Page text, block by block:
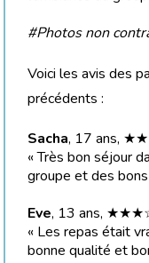
#Photos non
Voici les avis des
précédents :
Sacha, 17 ans,
« Très bon séjour
groupe et des
Eve, 13 ans,
« Les repas était
bonne qualité et